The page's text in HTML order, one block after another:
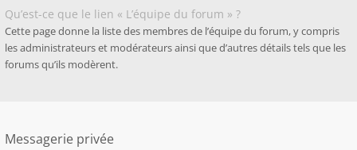
Qu’est-ce que le lien « L’équipe du forum » ?
Cette page donne la liste des membres de l’équipe du forum, y compris
les administrateurs et modérateurs ainsi que d’autres détails tels que les
forums qu’ils modèrent.
Messagerie privée